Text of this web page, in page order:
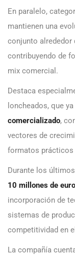
En paralelo,
mantienen una
conjunto alrededor
contribuyendo de
mix comercial.
Destaca
loncheados, que
comercializado,
vectores de
formatos
Durante los
10 millones de
incorporación de
sistemas de
competitividad en
La compañía